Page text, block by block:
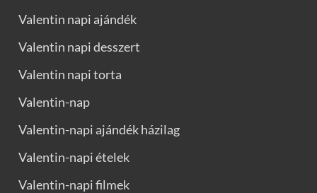
Valentin napi ajándék
Valentin napi desszert
Valentin napi torta
Valentin-nap
Valentin-napi ajándék házilag
Valentin-napi ételek
Valentin-napi filmek